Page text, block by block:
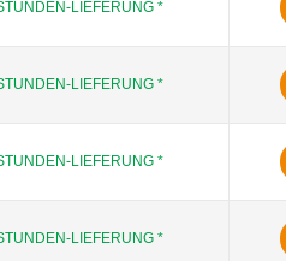
LIEFERUNG *
LIEFERUNG *
LIEFERUNG *
LIEFERUNG *